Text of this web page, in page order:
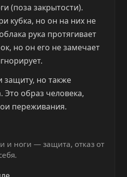
(поза закрытости).
кубка, но он на них не
рука протягивает
но он его не замечает
защиту, но также
Это образ человека,
переживания.
и ноги — защита, отказ от